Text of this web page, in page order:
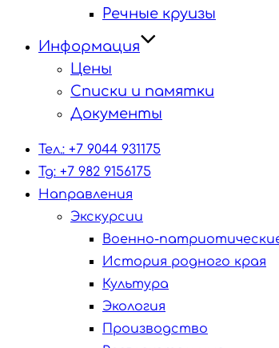
Речные круизы
Информация
Цены
Списки и памятки
Документы
Тел.: +7 9044 931175
Tg: +7 982 9156175
Направления
Экскурсии
Военно-
История родного края
Культура
Экология
Производство